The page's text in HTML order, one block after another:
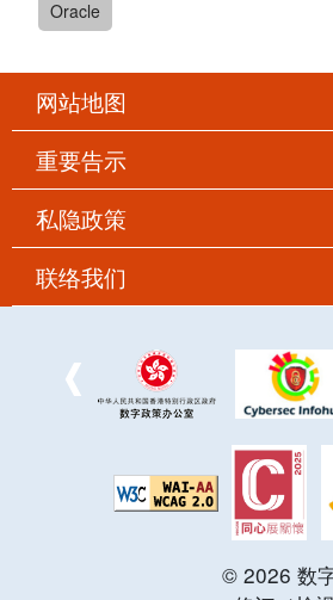
Oracle
网站地图
重要告示
私隐政策
联络我们
© 2026 数